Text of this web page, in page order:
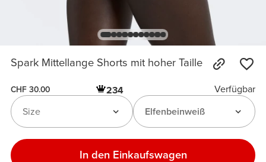
Spark Mittellange Shorts mit hoher Taille
CHF 30.00 234
Verfügbar
Elfenbeinweiß
Size
In den Einkaufswagen